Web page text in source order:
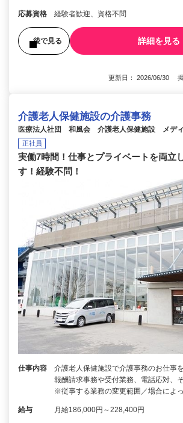
応募資格 経験者歓迎、資格不問
後で見る 詳細を見る
更新日： 2026/06/30
介護老人保健施設の介護事務
医療法人社団 和風会 介護老人保健施設 メディ
正社員
実働7時間！仕事とプライベートを両立
す！経験不問！
仕事内容
介護老人保健施設で介護事務のお仕事
報酬請求事務や受付業務、電話応対、
※従事する業務の変更範囲／場合によ
給与 月給186,000円～228,400円